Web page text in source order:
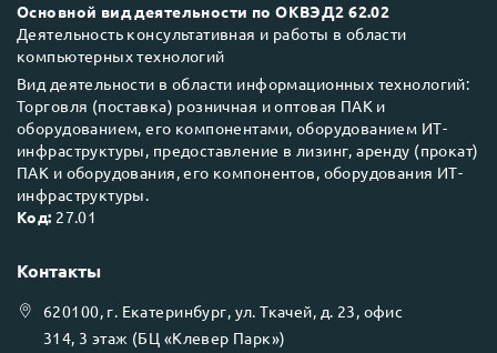
Основной вид деятельности по ОКВЭД2 62.02
Деятельность консультативная и работы в области
компьютерных технологий
Вид деятельности в области информационных технологий:
Торговля (поставка) розничная и оптовая ПАК и
оборудованием, его компонентами, оборудованием ИТ-
инфраструктуры, предоставление в лизинг, аренду (прокат)
ПАК и оборудования, его компонентов, оборудования ИТ-
инфраструктуры.
Код: 27.01
Контакты
620100, г. Екатеринбург, ул.Ткачей, д. 23, офис
314, 3 этаж (БЦ «Клевер Парк»)